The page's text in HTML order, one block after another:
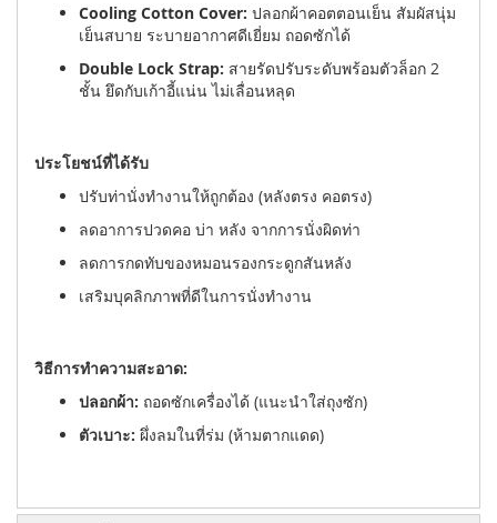
Cooling Cotton Cover: ปลอกผ้าคอตตอนเย็น สัมผัสนุ่ม
เย็นสบาย ระบายอากาศดีเยี่ยม ถอดซักได้
Double Lock Strap: สายรัดปรับระดับพร้อมตัวล็อก 2
ชั้น ยึดกับเก้าอี้แน่น ไม่เลื่อนหลุด
ประโยชน์ที่ได้รับ
ปรับท่านั่งทำงานให้ถูกต้อง (หลังตรง คอตรง)
ลดอาการปวดคอ บ่า หลัง จากการนั่งผิดท่า
ลดการกดทับของหมอนรองกระดูกสันหลัง
เสริมบุคลิกภาพที่ดีในการนั่งทำงาน
วิธีการทำความสะอาด:
ปลอกผ้า: ถอดซักเครื่องได้ (แนะนำใส่ถุงซัก)
ตัวเบาะ: ผึ่งลมในที่ร่ม (ห้ามตากแดด)